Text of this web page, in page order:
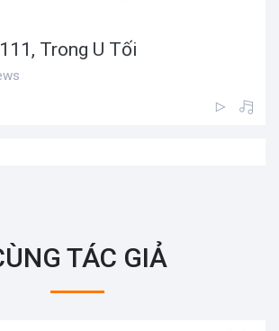
Trong U Tối
TÁC GIẢ